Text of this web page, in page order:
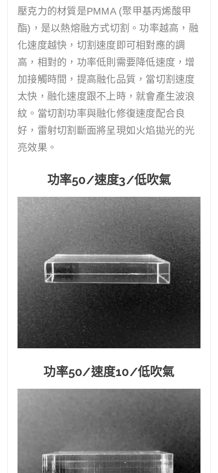
壓克力的材質是PMMA (聚甲基丙烯酸甲
酯)，是以熱熔融方式切割。功率越高，融
化速度越快，切割速度即可相對應的調
高，相對的，功率低則需要降低速度，增
加接觸時間，提高融化品質，當切割速度
太快，融化速度跟不上時，就會產生波浪
紋。當切割功率與融化修復速度配合良
好，雷射切割斷面將呈現如火焰拋光的光
亮效果。
功率50/速度3/低吹氣
功率50/速度10/低吹氣